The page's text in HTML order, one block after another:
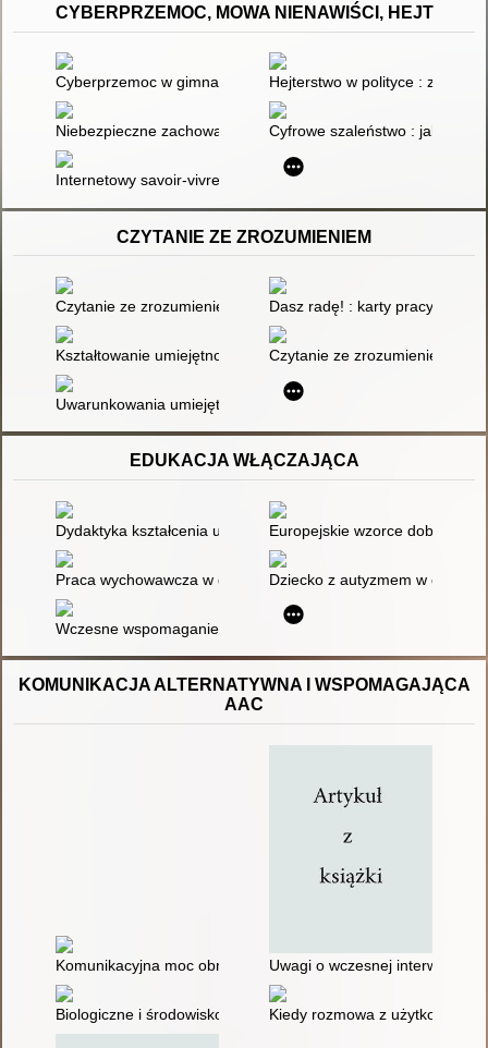
CYBERPRZEMOC, MOWA NIENAWIŚCI, HEJT
Cyberprzemoc w gimnazjum Hejterstwo w polityce : znak
Niebezpieczne zachowania w InternecieCyfrowe szaleństwo : jak
Internetowy savoir-vivre, czyli jak wskoczyć na wyższy
CZYTANIE ZE ZROZUMIENIEM
Czytanie ze zrozumieniem Dasz radę! : karty pracy do
Kształtowanie umiejętności czytania ze zrozumieniem
Czytanie ze zrozumieniem :
Uwarunkowania umiejętności czytania informacji wizualnej
EDUKACJA WŁĄCZAJĄCA
Dydaktyka kształcenia uczniów z niepełnosprawnością
Europejskie wzorce dobrej
Praca wychowawcza w grupie zróżnicowanej - uczeń ze
Dziecko z autyzmem w grupie
Wczesne wspomaganie rozwoju dziecka
KOMUNIKACJA ALTERNATYWNA I WSPOMAGAJĄCA
AAC
Komunikacyjna moc obrazka, czyli jak wspierać rozwój mowy
Uwagi o wczesnej interwencji
Biologiczne i środowiskowe uwarunkowania rozwoju
Kiedy rozmowa z